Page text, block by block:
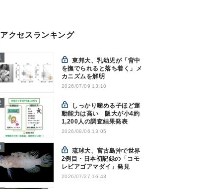
アクセスランキング
東邦大、乳幼児が「背中
を撫でられると落ち着く」メ
カニズムを解明
2026/07/09 13:10
動能力は高い 阪大が小4約
1,200人の調査結果発表
2026/08/06 13:05
琉球大、宮古島沖で世界
2例目・日本初記録の「コモ
レビアゴアマダイ」発見
2026/07/27 16:43